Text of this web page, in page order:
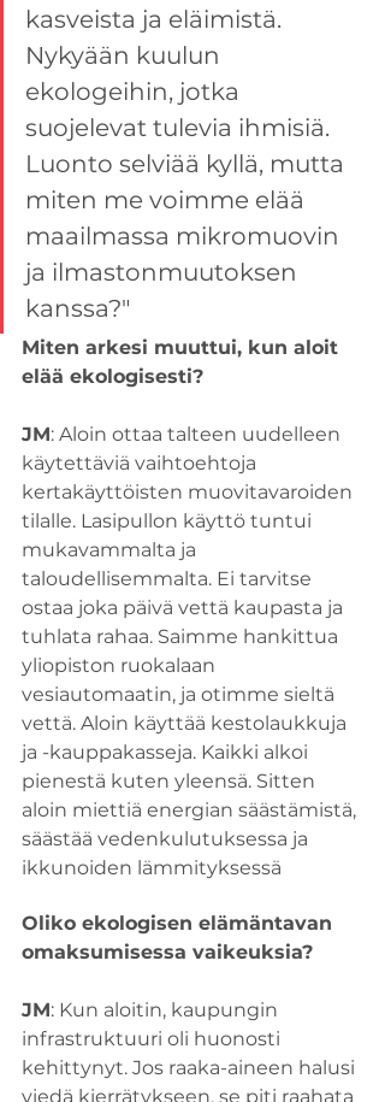
kasveista ja eläimistä.
Nykyään kuulun
ekologeihin, jotka
suojelevat tulevia ihmisiä.
Luonto selviää kyllä, mutta
miten me voimme elää
maailmassa mikromuovin
ja ilmastonmuutoksen
kanssa?"
Miten arkesi muuttui, kun aloit
elää ekologisesti?
JM: Aloin ottaa talteen uudelleen
käytettäviä vaihtoehtoja
kertakäyttöisten muovitavaroiden
tilalle. Lasipullon käyttö tuntui
mukavammalta ja
taloudellisemmalta. Ei tarvitse
ostaa joka päivä vettä kaupasta ja
tuhlata rahaa. Saimme hankittua
yliopiston ruokalaan
vesiautomaatin, ja otimme sieltä
vettä. Aloin käyttää kestolaukkuja
ja -kauppakasseja. Kaikki alkoi
pienestä kuten yleensä. Sitten
aloin miettiä energian säästämistä,
säästää vedenkulutuksessa ja
ikkunoiden lämmityksessä
Oliko ekologisen elämäntavan
omaksumisessa vaikeuksia?
JM: Kun aloitin, kaupungin
infrastruktuuri oli huonosti
kehittynyt. Jos raaka-aineen halusi
viedä kierrätykseen, se piti raahata